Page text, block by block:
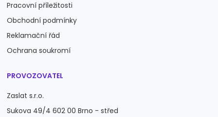
Pracovní příležitosti
Obchodní podmínky
Reklamační řád
Ochrana soukromí
PROVOZOVATEL
Zaslat s.r.o.
Sukova 49/4 602 00 Brno - střed